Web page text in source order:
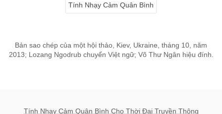
Tính Nhạy Cảm Quân Bình
Bản sao chép của một hội thảo, Kiev, Ukraine, tháng 10, năm
2013; Lozang Ngodrub chuyển Việt ngữ; Võ Thư Ngân hiệu đính.
Tính Nhạy Cảm Quân Bình Cho Thời Đại Truyền Thông